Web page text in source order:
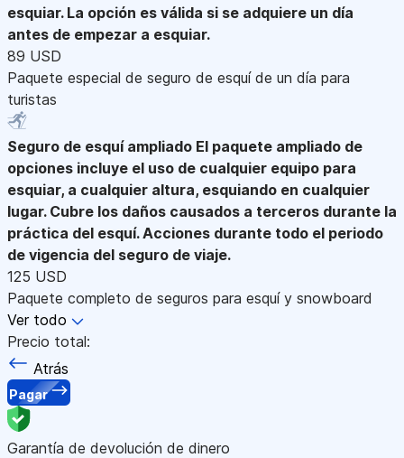
esquiar. La opción es válida si se adquiere un día
antes de empezar a esquiar.
89 USD
Paquete especial de seguro de esquí de un día para
turistas
Seguro de esquí ampliado El paquete ampliado de
opciones incluye el uso de cualquier equipo para
esquiar, a cualquier altura, esquiando en cualquier
lugar. Cubre los daños causados a terceros durante la
práctica del esquí. Acciones durante todo el periodo
de vigencia del seguro de viaje.
125 USD
Paquete completo de seguros para esquí y snowboard
Ver todo
Precio total:
Atrás
Pagar
Garantía de devolución de dinero